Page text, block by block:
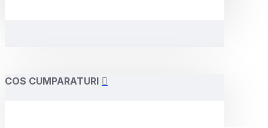
COS CUMPARATURI